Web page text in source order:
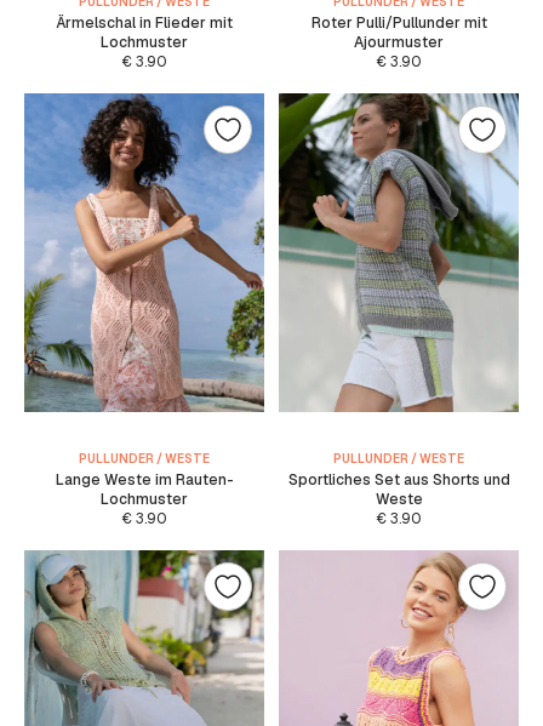
Ärmelschal in Flieder mit
Lochmuster
€3.90
Roter Pulli/Pullunder mit
Ajourmuster
€3.90
PULLUNDER / WESTE
Lange Weste im Rauten-
Lochmuster
€3.90
PULLUNDER / WESTE
Sportliches Set aus Shorts und
Weste
€3.90